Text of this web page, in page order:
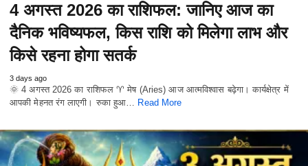
4 अगस्त 2026 का राशिफल: जानिए आज का
दैनिक भविष्यफल, किस राशि को मिलेगा लाभ और
किसे रहना होगा सतर्क
3 days ago
🌞 4 अगस्त 2026 का राशिफल ♈ मेष (Aries) आज आत्मविश्वास बढ़ेगा। कार्यक्षेत्र में
आपकी मेहनत रंग लाएगी। रुका हुआ… Read More